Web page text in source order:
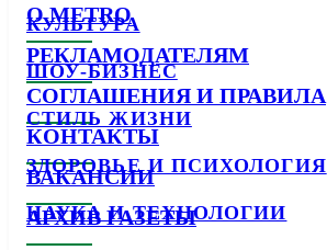
КУЛЬТУРА
ШОУ-БИЗНЕС
СТИЛЬ ЖИЗНИ
ЗДОРОВЬЕ И ПСИХОЛОГИЯ
НАУКА И ТЕХНОЛОГИИ
О METRO
РЕКЛАМОДАТЕЛЯМ
СОГЛАШЕНИЯ И ПРАВИЛА
КОНТАКТЫ
ВАКАНСИИ
АРХИВ ГАЗЕТЫ